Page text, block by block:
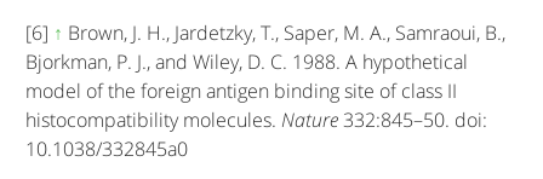
[6] ↑ Brown, J. H., Jardetzky, T., Saper, M. A., Samraoui, B.,
Bjorkman, P. J., and Wiley, D. C. 1988. A hypothetical
model of the foreign antigen binding site of class II
histocompatibility molecules.Nature332:845–50. doi:
10.1038/332845a0